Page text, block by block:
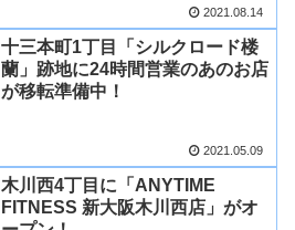
2021.08.14
十三本町1丁目「シルクロード楼
蘭」跡地に24時間営業のあのお店
が移転準備中！
2021.05.09
木川西4丁目に「ANYTIME
FITNESS 新大阪木川西店」がオ